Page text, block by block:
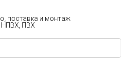
поставка и монтаж
НПВХ, ПВХ